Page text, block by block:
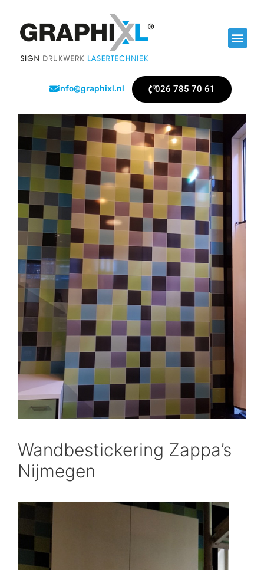
info@graphixl.nl 026 785 70 61
Wandbestickering Zappa’s
Nijmegen